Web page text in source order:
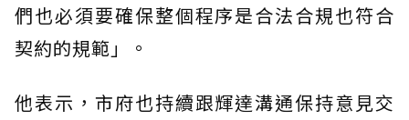
們也必須要確保整個程序是合法合規也符合
契約的規範」。
他表示，市府也持續跟輝達溝通保持意見交